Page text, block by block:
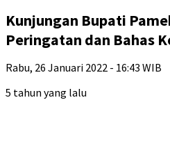
Kunjungan Bupati
Peringatan dan Bahas
Rabu, 26 Januari 2022 - 16:43 WIB
5 tahun yang lalu